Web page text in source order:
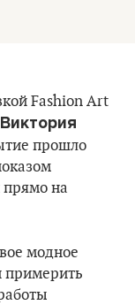
Fashion Art
Виктория
прошло
прямо на
модное
примерить